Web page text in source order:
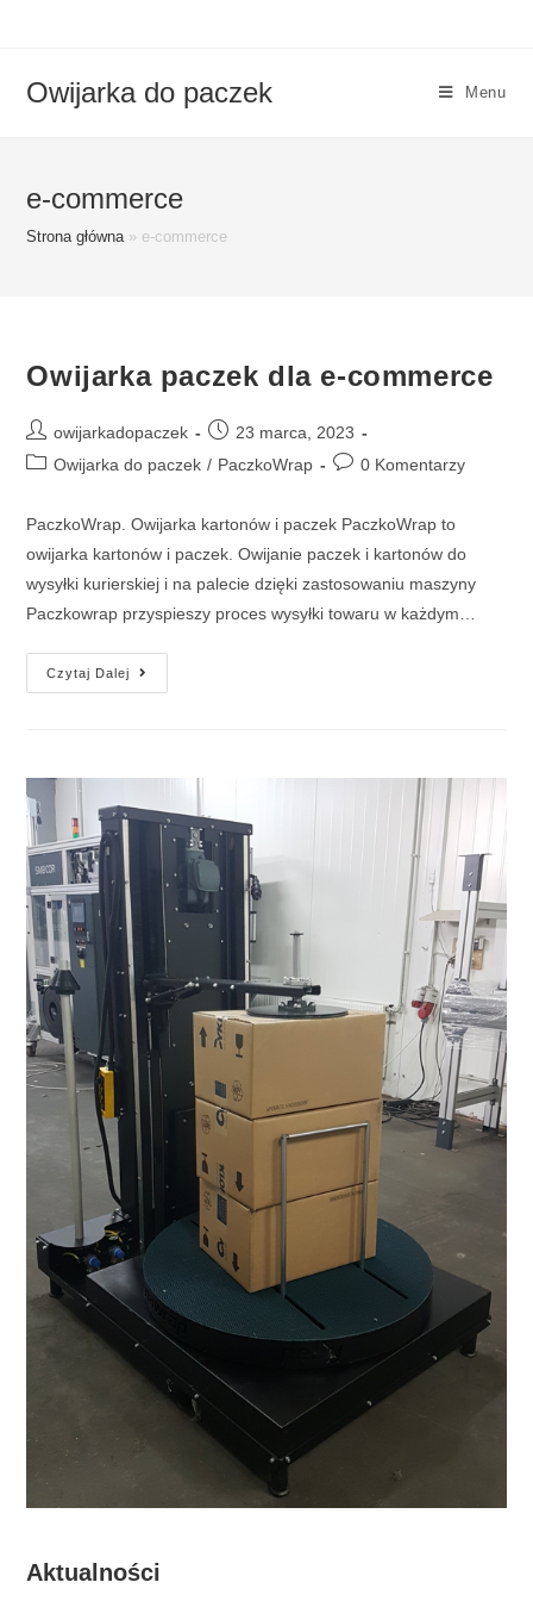
Owijarka do paczek Menu
e-commerce
Strona główna» e-commerce
Owijarka paczek dla e-commerce
Post
author:
owijarkadopaczek
Post
published:
23 marca, 2023
PostOwijarka do paczek / PaczkoWrap
Post0 Komentarzy
PaczkoWrap. Owijarka kartonów i paczek PaczkoWrap to
owijarka kartonów i paczek. Owijanie paczek i kartonów do
wysyłki kurierskiej i na palecie dzięki zastosowaniu maszyny
Paczkowrap przyspieszy proces wysyłki towaru w każdym…
Czytaj Dalej
Owijarka
Paczek
Aktualności